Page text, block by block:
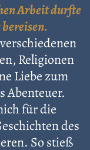
Arbeit durfte
Religionen
Liebe zum
Abenteuer.
für die
des
So stieß